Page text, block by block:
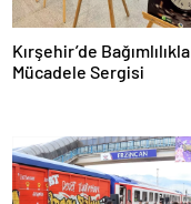
Kırşehir’de Bağımlılıkla
Mücadele Sergisi